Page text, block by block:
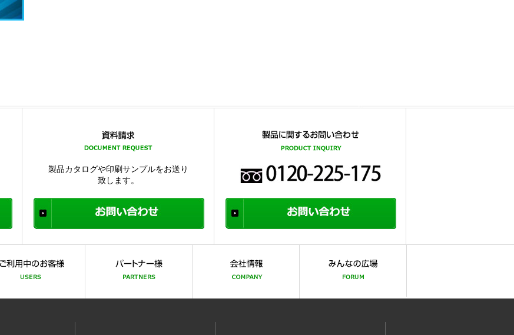
製品カタログや印刷サンプルをお送り
致します。